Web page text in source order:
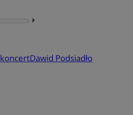
⏵︎
koncertDawid Podsiadło